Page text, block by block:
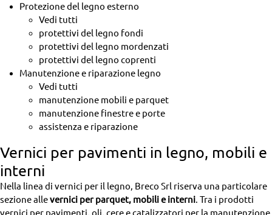
Protezione del legno esterno
Vedi tutti
protettivi del legno fondi
protettivi del legno mordenzati
protettivi del legno coprenti
Manutenzione e riparazione legno
Vedi tutti
manutenzione mobili e parquet
manutenzione finestre e porte
assistenza e riparazione
Vernici per pavimenti in legno, mobili e
interni
Nella linea di vernici per il legno, Breco Srl riserva una particolare
sezione allevernici per parquet, mobili e interni. Tra i prodotti
vernici per pavimenti, oli, cere e catalizzatori per la manutenzione